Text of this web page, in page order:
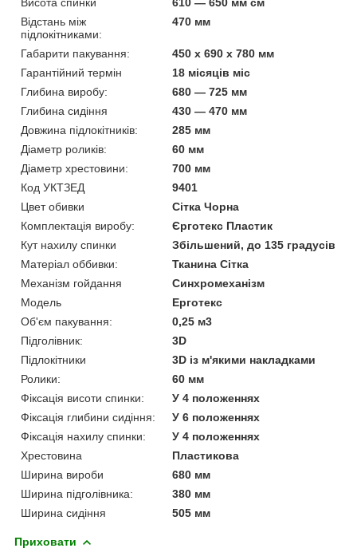
Відстань між
підлокітниками:
470 мм
Габарити пакування:
450 x 690 x 780 мм
Гарантійний термін
18 місяців міс
Глибина виробу:
680 — 725 мм
Глибина сидіння
430 — 470 мм
Довжина підлокітників:
285 мм
Діаметр роликів:
60 мм
Діаметр хрестовини:
700 мм
Код УКТЗЕД
9401
Цвет обивки
Сітка Чорна
Комплектація виробу:
Єрготекс Пластик
Кут нахилу спинки
Збільшений, до 135 градусів
Матеріал оббивки:
Тканина Сітка
Механізм гойдання
Синхромеханізм
Мoдель
Ерготекс
Об'єм пакування:
0,25 м3
Підголівник:
3D
Підлокітники
3D із м'якими накладками
Ролики:
60 мм
Фіксація висоти спинки:
У 4 положеннях
Фіксація глибини сидіння:
У 6 положеннях
Фіксація нахилу спинки:
У 4 положеннях
Хрестовина
Пластикова
Ширина вироби
680 мм
Ширина підголівника:
380 мм
Ширина сидіння
505 мм
Приховати